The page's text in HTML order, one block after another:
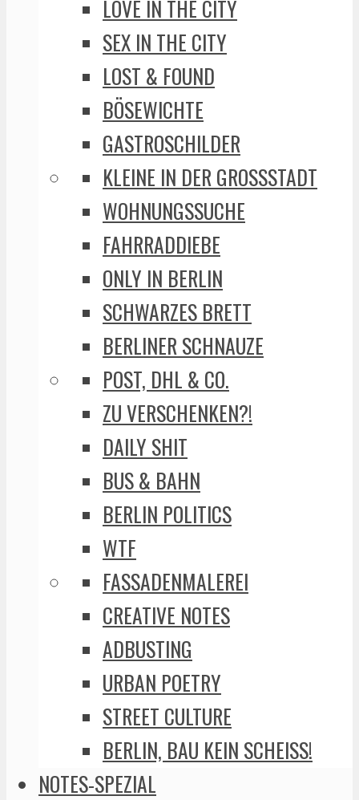
LOVE IN THE CITY
SEX IN THE CITY
LOST & FOUND
BÖSEWICHTE
GASTROSCHILDER
KLEINE IN DER GROSSSTADT
WOHNUNGSSUCHE
FAHRRADDIEBE
ONLY IN BERLIN
SCHWARZES BRETT
BERLINER SCHNAUZE
POST, DHL & CO.
ZU VERSCHENKEN?!
DAILY SHIT
BUS & BAHN
BERLIN POLITICS
WTF
FASSADENMALEREI
CREATIVE NOTES
ADBUSTING
URBAN POETRY
STREET CULTURE
BERLIN, BAU KEIN SCHEISS!
NOTES-SPEZIAL